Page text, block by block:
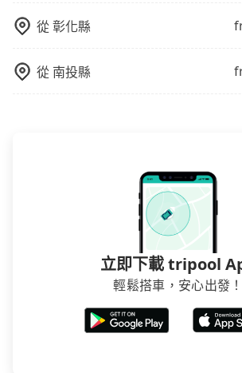
從彰化縣
從 南投縣
立即下載 tripool
輕鬆搭車，安心出發！